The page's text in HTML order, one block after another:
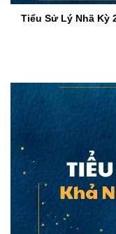
Tiểu Sử Lý Nhã Kỳ